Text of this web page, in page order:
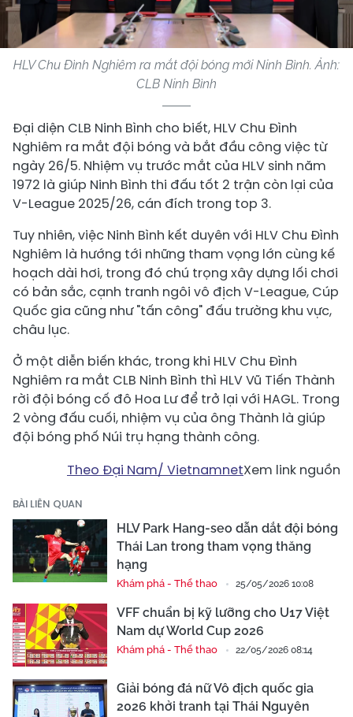
HLV Chu Đình Nghiêm ra mắt đội bóng mới Ninh Bình. Ảnh:
CLB Ninh Bình
Đại diện CLB Ninh Bình cho biết, HLV Chu Đình
Nghiêm ra mắt đội bóng và bắt đầu công việc từ
ngày 26/5. Nhiệm vụ trước mắt của HLV sinh năm
1972 là giúp Ninh Bình thi đấu tốt 2 trận còn lại của
V-League 2025/26, cán đích trong top 3.
Tuy nhiên, việc Ninh Bình kết duyên với HLV Chu Đình
Nghiêm là hướng tới những tham vọng lớn cùng kế
hoạch dài hơi, trong đó chú trọng xây dựng lối chơi
có bản sắc, cạnh tranh ngôi vô địch V-League, Cúp
Quốc gia cũng như "tấn công" đấu trường khu vực,
châu lục.
Ở một diễn biến khác, trong khi HLV Chu Đình
Nghiêm ra mắt CLB Ninh Bình thì HLV Vũ Tiến Thành
rời đội bóng cố đô Hoa Lư để trở lại với HAGL. Trong
2 vòng đấu cuối, nhiệm vụ của ông Thành là giúp
đội bóng phố Núi trụ hạng thành công.
Theo Đại Nam/ VietnamnetXem link nguồn
BÀI LIÊN QUAN
HLV Park Hang-seo dẫn dắt đội bóng
Thái Lan trong tham vọng thăng
hạng
Khám phá - Thể thao 25/05/2026 10:08
VFF chuẩn bị kỹ lưỡng cho U17 Việt
Nam dự World Cup 2026
Khám phá - Thể thao 22/05/2026 08:14
Giải bóng đá nữ Vô địch quốc gia
2026 khởi tranh tại Thái Nguyên